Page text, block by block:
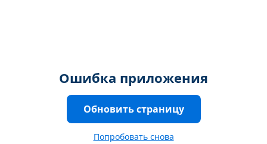
Ошибка приложения
Обновить страницу
Попробовать снова